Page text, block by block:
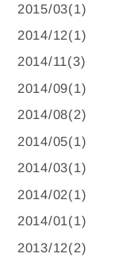
2015/03(1)
2014/12(1)
2014/11(3)
2014/09(1)
2014/08(2)
2014/05(1)
2014/03(1)
2014/02(1)
2014/01(1)
2013/12(2)